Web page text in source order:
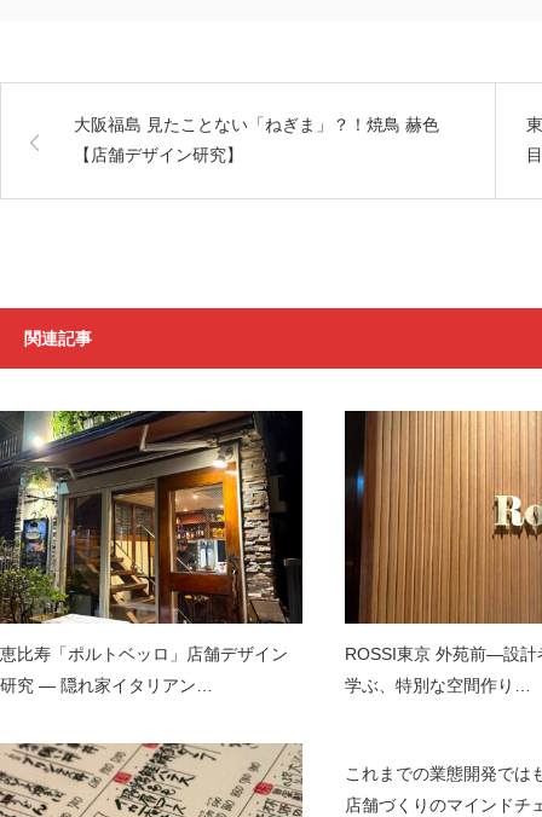
大阪福島 見たことない「ねぎま」？！焼鳥 赫色
【店舗デザイン研究】
関連記事
恵比寿「ポルトベッロ」店舗デザイン
研究 ― 隠れ家イタリアン…
ROSSI東京 外苑前—設計
学ぶ、特別な空間作り…
これまでの業態開発では
店舗づくりのマインドチ